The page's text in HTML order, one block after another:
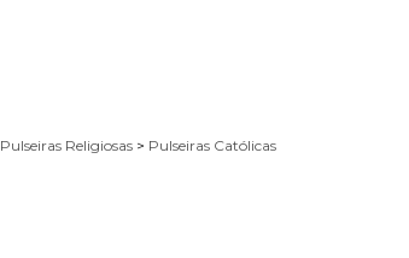
Pulseiras Religiosas > Pulseiras Católicas